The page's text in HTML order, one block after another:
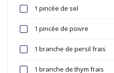
1 pincée de sel
1 pincée de poivre
1 branche de persil frais
1 branche de thym frais